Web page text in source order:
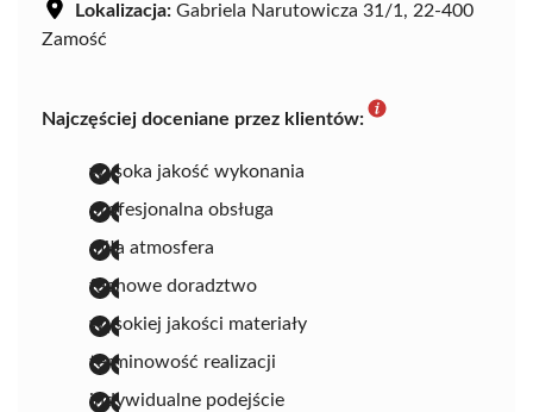
Lokalizacja: Gabriela Narutowicza 31/1, 22-400
Zamość
Najczęściej doceniane przez klientów:
wysoka jakość wykonania
profesjonalna obsługa
miła atmosfera
fachowe doradztwo
wysokiej jakości materiały
terminowość realizacji
indywidualne podejście